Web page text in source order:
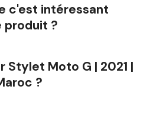
c'est intéressant
produit ?
Stylet Moto G | 2021 |
?